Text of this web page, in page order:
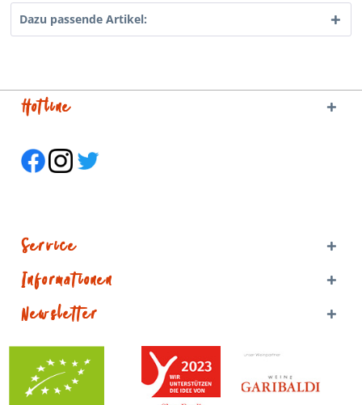
Dazu passende Artikel:
Hotline
Service
Informationen
Newsletter